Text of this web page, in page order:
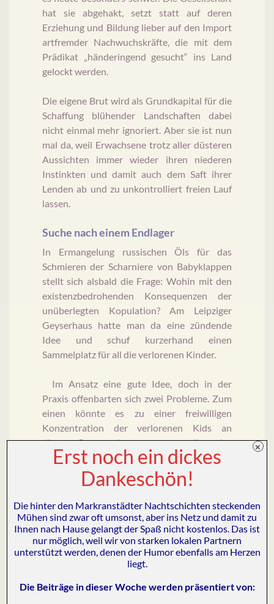
hat sie abgehakt, setzt statt auf deren
Erziehung und Bildung lieber auf den Import
artfremder Nachwuchskräfte, die mit dem
Prädikat „händeringend gesucht“ ins Land
gelockt werden.
Die eigene Brut wird als Grundkapital für die
Schaffung blühender Landschaften dabei
nicht einmal mehr ignoriert. Aber sie ist nun
mal da, weil Erwachsene trotz aller düsteren
Aussichten immer wieder ihren niederen
Instinkten und damit auch dem Saft ihrer
Lenden ab und zu unkontrolliert freien Lauf
lassen.
Suche nach einem Endlager
In Ermangelung russischen Öls für das
Schmieren der Scharniere von Babyklappen
stellt sich alsbald die Frage: Wohin mit den
existenzbedrohenden Konsequenzen der
unüberlegten Kopulation? Am Leipziger
Geyserhaus hatte man da eine zündende
Idee und schuf kurzerhand einen
Sammelplatz für all die verlorenen Kinder.
Im Ansatz eine gute Idee, doch in der
Praxis offenbarten sich zwei Probleme. Zum
einen könnte es zu einer freiwilligen
Konzentration der verlorenen Kids an
diesem Ort nur kommen, wenn diese das
Schild auch lesen könnten. Das wiederum
würde eine Art Grundbildung voraussetzen,
deren Scheitern sich die Gesellschaft als
Konsequenz aus dem Herbst 1989 nicht
ohne Grund auf ihre Fahnen geschrieben hat.
Ähnlich dramatisch ist das zweite Problem.
Das Konzept der Zwischenlagerung von
provoziert irgendwann die gleiche Frage wie
Erst noch ein dickes
Dankeschön!
Die hinter den Markranstädter Nachtschichten steckenden
Mühen sind zwar oft umsonst, aber ins Netz und damit zu
Ihnen nach Hause gelangt der Spaß nicht kostenlos. Das ist
nur möglich, weil wir von starken lokalen Partnern
unterstützt werden, denen der Humor ebenfalls am Herzen
liegt.
Die Beiträge in dieser Woche werden präsentiert von:
×